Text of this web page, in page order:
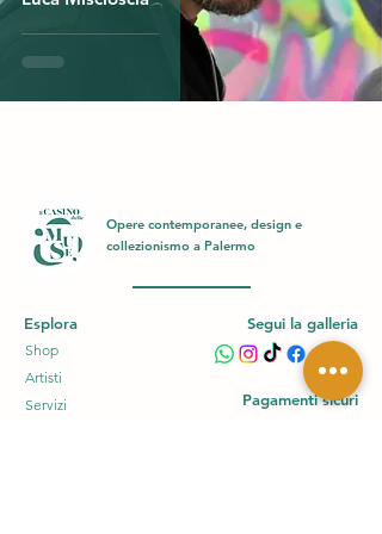
Opere contemporanee, design e
collezionismo a Palermo
Esplora
Shop
Artisti
Servizi
Segui la galleria
Pagamenti sicuri